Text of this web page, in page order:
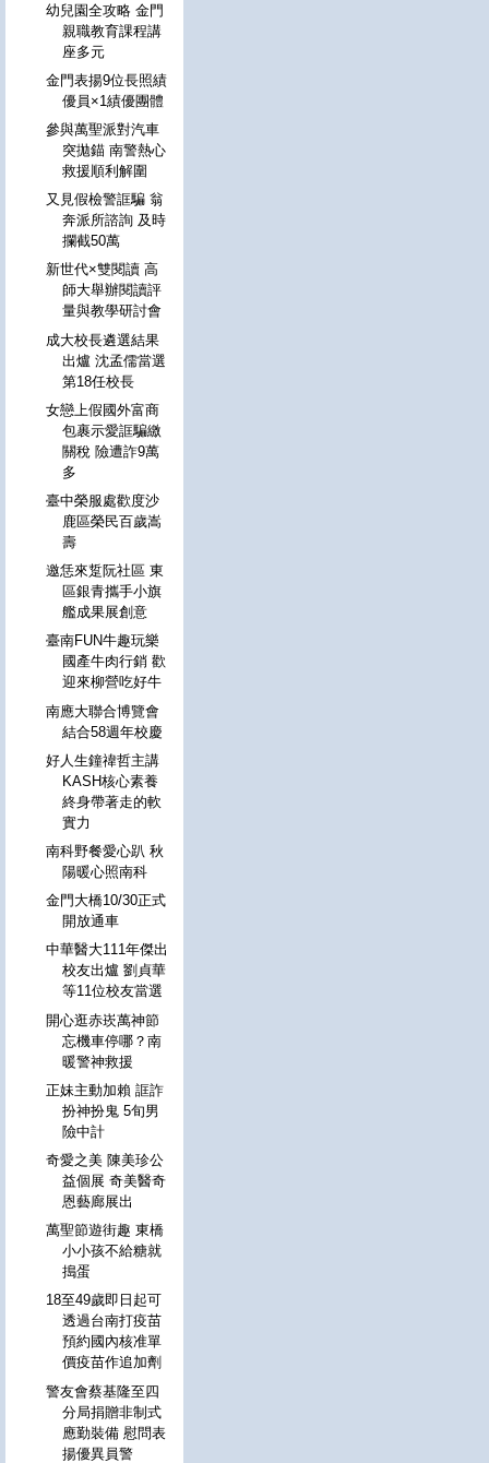
幼兒園全攻略 金門
親職教育課程講
座多元
金門表揚9位長照績
優員×1績優團體
參與萬聖派對汽車
突拋錨 南警熱心
救援順利解圍
又見假檢警誆騙 翁
奔派所諮詢 及時
攔截50萬
新世代×雙閱讀 高
師大舉辦閱讀評
量與教學研討會
成大校長遴選結果
出爐 沈孟儒當選
第18任校長
女戀上假國外富商
包裹示愛誆騙繳
關稅 險遭詐9萬
多
臺中榮服處歡度沙
鹿區榮民百歲嵩
壽
邀恁來踅阮社區 東
區銀青攜手小旗
艦成果展創意
臺南FUN牛趣玩樂
國產牛肉行銷 歡
迎來柳營吃好牛
南應大聯合博覽會
結合58週年校慶
好人生鐘禕哲主講
KASH核心素養
終身帶著走的軟
實力
南科野餐愛心趴 秋
陽暖心照南科
金門大橋10/30正式
開放通車
中華醫大111年傑出
校友出爐 劉貞華
等11位校友當選
開心逛赤崁萬神節
忘機車停哪？南
暖警神救援
正妹主動加賴 誆詐
扮神扮鬼 5旬男
險中計
奇愛之美 陳美珍公
益個展 奇美醫奇
恩藝廊展出
萬聖節遊街趣 東橋
小小孩不給糖就
搗蛋
18至49歲即日起可
透過台南打疫苗
預約國內核准單
價疫苗作追加劑
警友會蔡基隆至四
分局捐贈非制式
應勤裝備 慰問表
揚優異員警